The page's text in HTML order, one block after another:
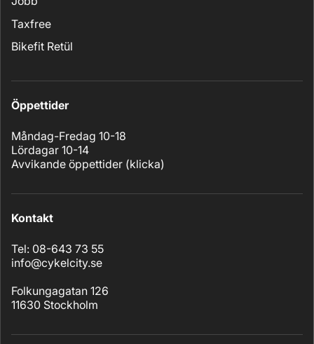
Taxfree
Bikefit Retül
Öppettider
Måndag-Fredag 10-18
Lördagar 10-14
Avvikande öppettider (klicka)
Kontakt
Tel: 08-643 73 55
info@cykelcity.se
Folkungagatan 126
11630 Stockholm